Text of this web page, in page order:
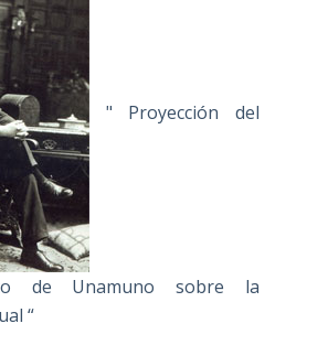
" Proyección del
de Unamuno sobre la
“